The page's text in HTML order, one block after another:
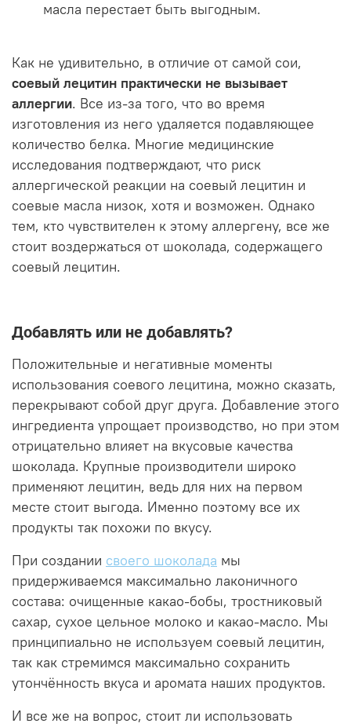
масла перестает быть выгодным.
Как не удивительно, в отличие от самой сои,
соевый лецитин практически не вызывает
аллергии. Все из-за того, что во время
изготовления из него удаляется подавляющее
количество белка. Многие медицинские
исследования подтверждают, что риск
аллергической реакции на соевый лецитин и
соевые масла низок, хотя и возможен. Однако
тем, кто чувствителен к этому аллергену, все же
стоит воздержаться от шоколада, содержащего
соевый лецитин.
Добавлять или не добавлять?
Положительные и негативные моменты
использования соевого лецитина, можно сказать,
перекрывают собой друг друга. Добавление этого
ингредиента упрощает производство, но при этом
отрицательно влияет на вкусовые качества
шоколада. Крупные производители широко
применяют лецитин, ведь для них на первом
месте стоит выгода. Именно поэтому все их
продукты так похожи по вкусу.
При создании своего шоколада мы
придерживаемся максимально лаконичного
состава: очищенные какао-бобы, тростниковый
сахар, сухое цельное молоко и какао-масло. Мы
принципиально не используем соевый лецитин,
так как стремимся максимально сохранить
утончённость вкуса и аромата наших продуктов.
И все же на вопрос, стоит ли использовать